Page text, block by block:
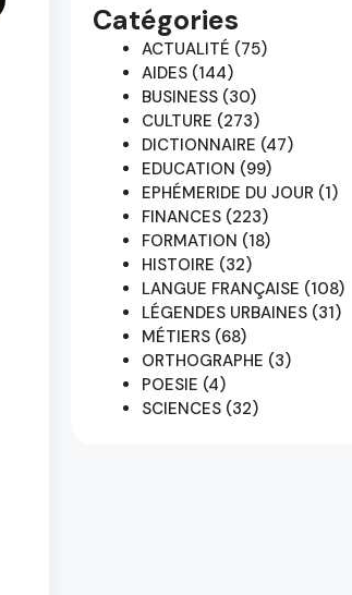
Catégories
ACTUALITÉ (75)
AIDES (144)
BUSINESS (30)
CULTURE (273)
DICTIONNAIRE (47)
EDUCATION (99)
EPHÉMERIDE DU JOUR (1)
FINANCES (223)
FORMATION (18)
HISTOIRE (32)
LANGUE FRANÇAISE (108)
LÉGENDES URBAINES (31)
MÉTIERS (68)
ORTHOGRAPHE (3)
POESIE (4)
SCIENCES (32)